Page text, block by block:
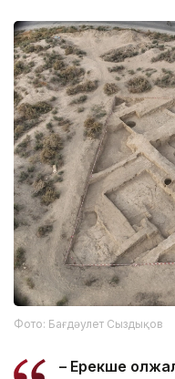
Фото: Бағдәулет Сыздықов
– Ерекше